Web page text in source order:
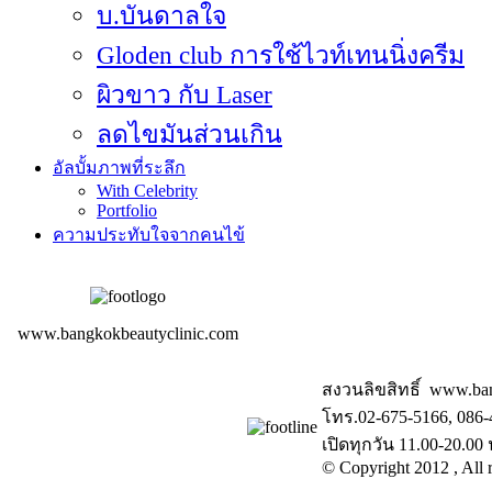
บ.บันดาลใจ
Gloden club การใช้ไวท์เทนนิ่งครีม
ผิวขาว กับ Laser
ลดไขมันส่วนเกิน
อัลบั้มภาพที่ระลึก
With Celebrity
Portfolio
ความประทับใจจากคนไข้
www.bangkokbeautyclinic.com
สงวนลิขสิทธิ์
โทร.02-675-5166,
เปิดทุกวัน 11.00-20.00
© Copyright 2012 , All